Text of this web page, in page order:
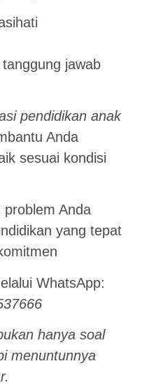
jawab
pendidikan anak
Anda
sesuai kondisi
Anda
yang tepat
WhatsApp:
hanya soal
menuntunnya